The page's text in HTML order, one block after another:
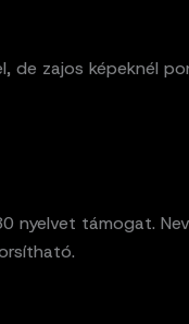
de zajos képeknél
nyelvet támogat.